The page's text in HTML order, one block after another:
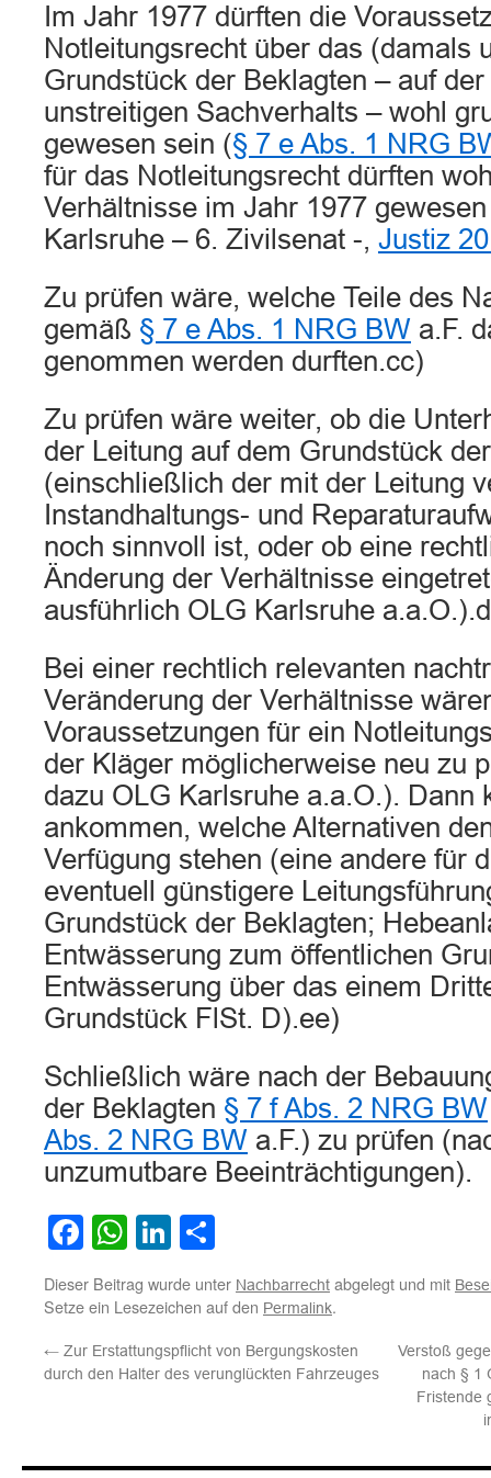
Im Jahr 1977 dürften die
Notleitungsrecht über das (damals
Grundstück der Beklagten – auf
unstreitigen Sachverhalts – wohl
gewesen sein (§ 7 e Abs. 1 NRG
für das Notleitungsrecht dürften
Verhältnisse im Jahr 1977
Karlsruhe – 6. Zivilsenat -, Justiz
Zu prüfen wäre, welche Teile des
gemäß § 7 e Abs. 1 NRG BW a.F.
genommen werden durften.cc)
Zu prüfen wäre weiter, ob die
der Leitung auf dem Grundstück
(einschließlich der mit der Leitung
Instandhaltungs- und
noch sinnvoll ist, oder ob eine
Änderung der Verhältnisse
ausführlich OLG Karlsruhe
Bei einer rechtlich relevanten
Veränderung der Verhältnisse
Voraussetzungen für ein
der Kläger möglicherweise neu zu
dazu OLG Karlsruhe a.a.O.). Dann
ankommen, welche Alternativen
Verfügung stehen (eine andere für
eventuell günstigere
Grundstück der Beklagten;
Entwässerung zum öffentlichen
Entwässerung über das einem
Grundstück FlSt. D).ee)
Schließlich wäre nach der
der Beklagten § 7 f Abs. 2 NRG BW
Abs. 2 NRG BW a.F.) zu prüfen
unzumutbare Beeinträchtigungen).
Facebook
WhatsApp
LinkedIn
Dieser Beitrag wurde unter Nachbarrecht abgelegt und mit
Setze ein Lesezeichen auf den Permalink.
← Zur Erstattungspflicht von Bergungskosten
durch den Halter des verunglückten Fahrzeuges
Verstoß
nach § 1
Fristende